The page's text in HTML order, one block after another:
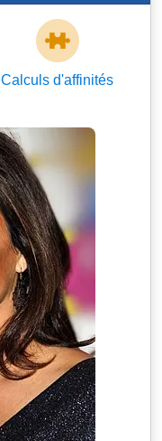
Calculs d'affinités